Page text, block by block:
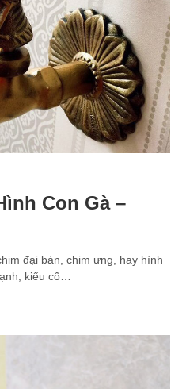
Con Gà –
đại bàn, chim ưng, hay hình
kiểu cổ…